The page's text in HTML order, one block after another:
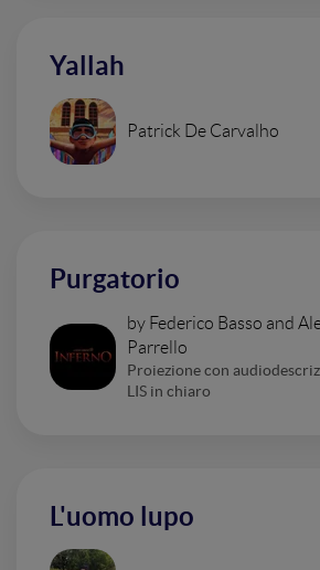
Yallah
Patrick De Carvalho
Purgatorio
by Federico Basso and
Parrello
Proiezione con
LIS in chiaro
L'uomo lupo